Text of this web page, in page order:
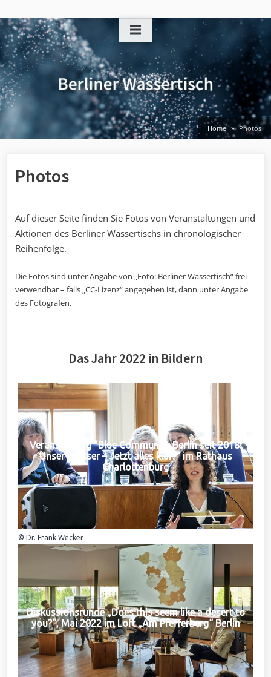
to
content
Home Photos
Photos
Auf dieser Seite finden Sie Fotos von Veranstaltungen und
Aktionen des Berliner Wassertischs in chronologischer
Reihenfolge.
Die Fotos sind unter Angabe von „Foto: Berliner Wassertisch“ frei
verwendbar – falls „CC-Lizenz“ angegeben ist, dann unter Angabe
des Fotografen.
Das Jahr 2022 in Bildern
Veranstaltung "Blue Community Berlin seit 2018:
Unser Wasser – Jetzt alles klar?" im Rathaus
Charlottenburg
© Dr. Frank Wecker
Diskussionsrunde „Does this seem like a desert to
you?“, Mai 2022 im Loft „Am Pfefferberg“ Berlin